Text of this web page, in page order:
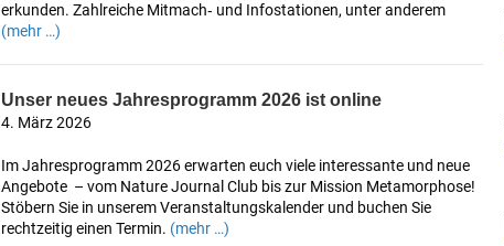
erkunden. Zahlreiche Mitmach‑ und Infostationen, unter anderem
(mehr …)
Unser neues Jahresprogramm 2026 ist online
4. März 2026
Im Jahresprogramm 2026 erwarten euch viele interessante und neue
Angebote – vom Nature Journal Club bis zur Mission Metamorphose!
Stöbern Sie in unserem Veranstaltungskalender und buchen Sie
rechtzeitig einen Termin. (mehr …)